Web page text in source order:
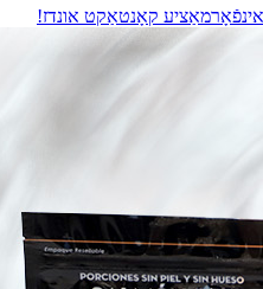
קאָנטאַקט אונדז!